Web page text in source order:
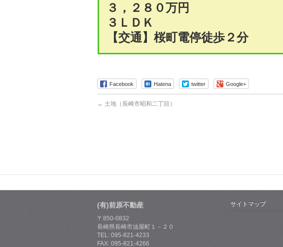
３，２８０万円
３ＬＤＫ
【交通】桜町電停徒歩２分
Facebook Hatena twitter Google+
← 土地（長崎市昭和二丁目）
(有)前原不動産
〒850-0832
長崎県長崎市油屋町１－２０
TEL: 095-821-4233
FAX: 095-821-4266
サイトマップ